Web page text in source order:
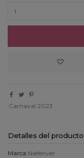
Carnaval 2023
Detalles del producto
Marca Niefenver